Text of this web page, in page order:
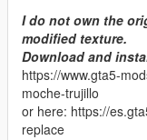
I do not own the
modified texture.
Download and
https://www.gta5-
moche-trujillo
or here: https://
replace